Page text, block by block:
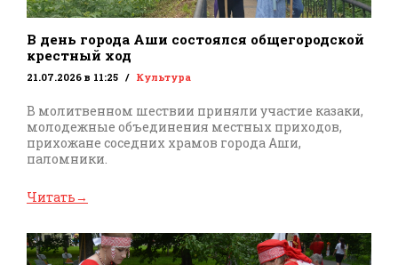
В день города Аши состоялся общегородской
крестный ход
21.07.2026 в 11:25 Культура
В молитвенном шествии приняли участие казаки,
молодежные объединения местных приходов,
прихожане соседних храмов города Аши,
паломники.
Читать→